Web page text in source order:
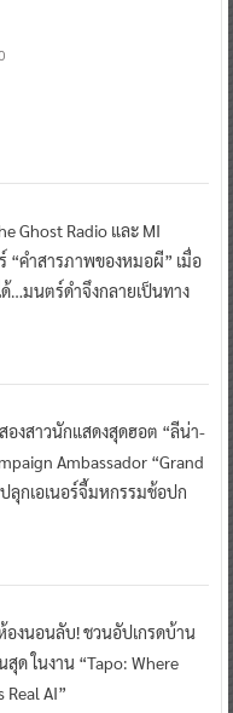
Ghost Radio และ MI
“คำสารภาพของหมอผี” เมื่อ
…มนตร์ดำจึงกลายเป็นทาง
งสาวนักแสดงสุดฮอต “ลีน่า-
Ambassador “Grand
ลุกเอเนอร์จี้มหกรรมช้อปก
องนอนลับ! ชวนอัปเกรดบ้าน
ด ในงาน “Tapo: Where
Real AI”